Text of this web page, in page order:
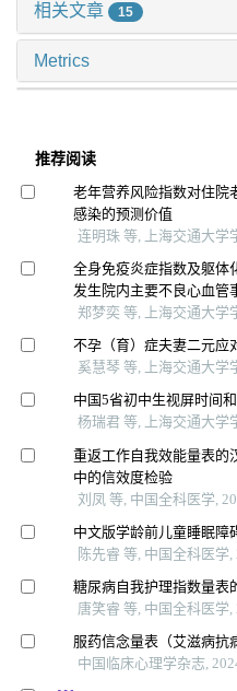
相关文章 15
Metrics
推荐阅读
老年营养风险指数对住院
感染的预测价值
连明珠 等, 上海交通大学
全身免疫炎症指数及躯体
发生院内主要不良心血管
郑梦奕 等, 上海交通大学
不孕（育）症夫妻二元应
奚慧琴 等, 上海交通大学
中国5省初中生视屏时间
杨瑞君 等, 上海交通大学
重返工作自我效能量表的
中的信效度检验
刘凤 等, 中国全科医学,
中文版学龄前儿童睡眠障
陈先睿 等, 中国全科医学,
糖尿病自我护理指数量表
唐笑睿 等, 中国全科医学,
服药信念量表（艾滋病抗
中国临床心理学杂志,